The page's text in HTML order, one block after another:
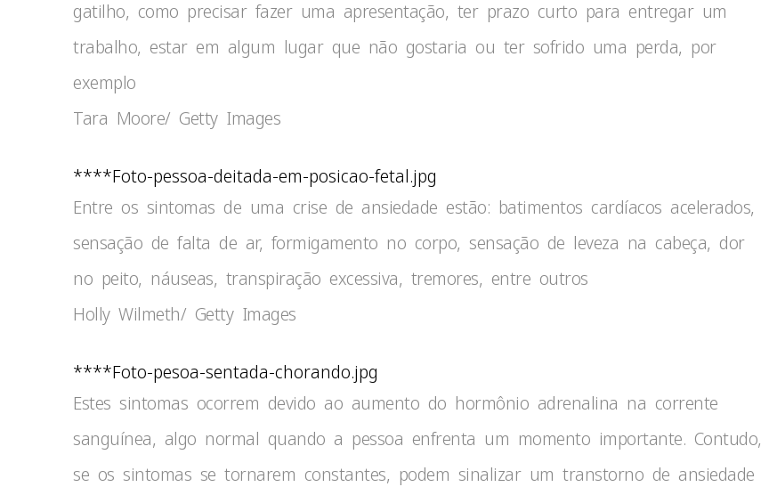
gatilho, como precisar fazer uma apresentação, ter prazo curto para entregar um
trabalho, estar em algum lugar que não gostaria ou ter sofrido uma perda, por
exemplo
Tara Moore/ Getty Images
****Foto-pessoa-deitada-em-posicao-fetal.jpg
Entre os sintomas de uma crise de ansiedade estão: batimentos cardíacos acelerados,
sensação de falta de ar, formigamento no corpo, sensação de leveza na cabeça, dor
no peito, náuseas, transpiração excessiva, tremores, entre outros
Holly Wilmeth/ Getty Images
****Foto-pesoa-sentada-chorando.jpg
Estes sintomas ocorrem devido ao aumento do hormônio adrenalina na corrente
sanguínea, algo normal quando a pessoa enfrenta um momento importante. Contudo,
se os sintomas se tornarem constantes, podem sinalizar um transtorno de ansiedade